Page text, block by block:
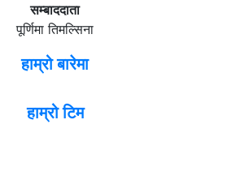
सम्बाददाता
पूर्णिमा तिमल्सिना
हाम्रो बारेमा
हाम्रो टिम